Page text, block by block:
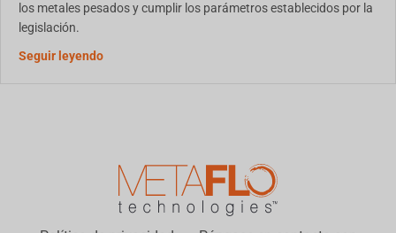
los metales pesados y cumplir los parámetros establecidos por la
legislación.
Seguir leyendoAcerca de la aplicación de RemTech en la